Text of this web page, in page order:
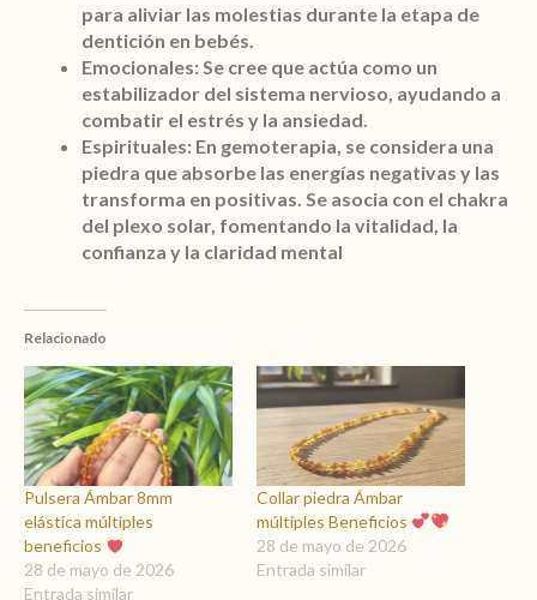
para aliviar las molestias durante la etapa de
dentición en bebés.
Emocionales: Se cree que actúa como un
estabilizador del sistema nervioso, ayudando a
combatir el estrés y la ansiedad.
Espirituales: En gemoterapia, se considera una
piedra que absorbe las energías negativas y las
transforma en positivas. Se asocia con el chakra
del plexo solar, fomentando la vitalidad, la
confianza y la claridad mental
Relacionado
Pulsera Ámbar 8mm
elástica múltiples
beneficios
28 de mayo de 2026
Entrada similar
Collar piedra Ámbar
múltiples Beneficios
28 de mayo de 2026
Entrada similar